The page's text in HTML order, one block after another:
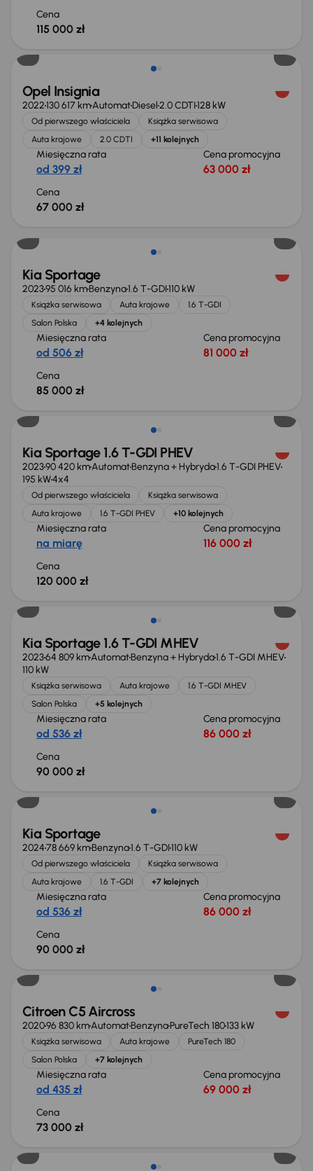
Cena
115 000 zł
Możliwość odliczenia VAT
Opel Insignia
2022130 617 kmAutomatDiesel2.0 CDTI128 kW
Od pierwszego właściciela
Książka serwisowa
Auta krajowe
2.0 CDTI +11 kolejnych
Miesięczna rata
od 399 zł
Cena promocyjna
63 000 zł
Cena
67 000 zł
Kia Sportage
202395 016 kmBenzyna1.6 T-GDI110 kW
Książka serwisowa Auta krajowe
1.6 T-GDI
Salon Polska
+4 kolejnych
Miesięczna rata
od 506 zł
Cena promocyjna
81 000 zł
Cena
85 000 zł
Możliwość odliczenia VAT
Kia Sportage 1.6 T-GDI PHEV
202390 420 kmAutomatBenzyna + Hybryda1.6 T-GDI PHEV
195 kW4x4
Od pierwszego właściciela
Książka serwisowa
Auta krajowe
1.6 T-GDI PHEV +10 kolejnych
Miesięczna rata
na miarę
Cena promocyjna
116 000 zł
Cena
120 000 zł
Kia Sportage 1.6 T-GDI MHEV
202364 809 kmAutomatBenzyna + Hybryda1.6 T-GDI MHEV
110 kW
Książka serwisowa Auta krajowe
1.6 T-GDI MHEV
Salon Polska
+5 kolejnych
Miesięczna rata
od 536 zł
Cena promocyjna
86 000 zł
Cena
90 000 zł
Kia Sportage
202478 669 kmBenzyna1.6 T-GDI110 kW
Od pierwszego właściciela
Książka serwisowa
Auta krajowe
1.6 T-GDI +7 kolejnych
Miesięczna rata
od 536 zł
Cena promocyjna
86 000 zł
Cena
90 000 zł
Citroen C5 Aircross
202096 830 kmAutomatBenzynaPureTech 180133 kW
Książka serwisowa Auta krajowe
PureTech 180
Salon Polska
+7 kolejnych
Miesięczna rata
od 435 zł
Cena promocyjna
69 000 zł
Cena
73 000 zł